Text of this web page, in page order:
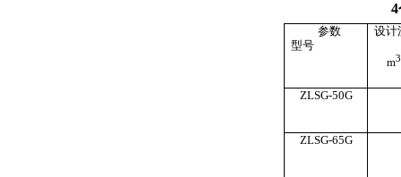
参数
型号
设计
m3
ZLSG-50G
ZLSG-65G